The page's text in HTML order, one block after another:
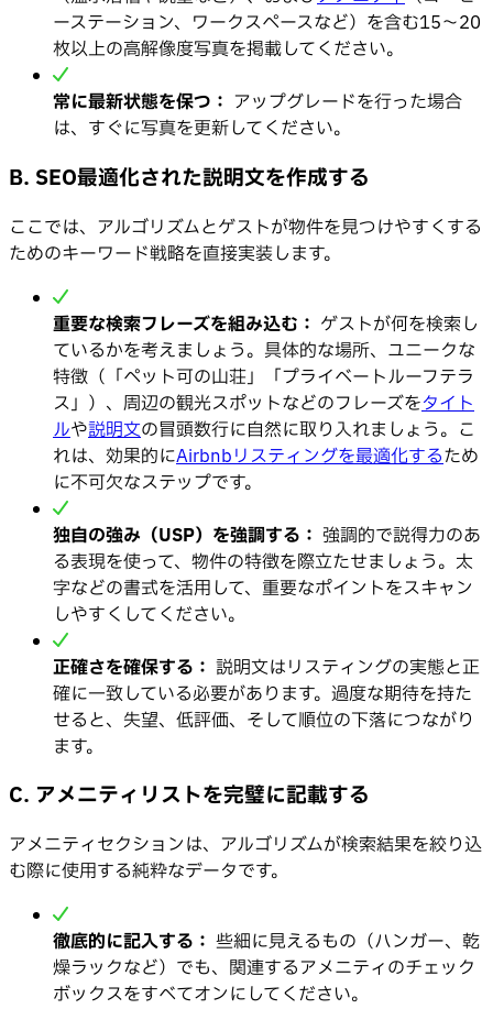
ーステーション、ワークスペースなど）を含む15〜20
枚以上の高解像度写真を掲載してください。
常に最新状態を保つ： アップグレードを行った場合
は、すぐに写真を更新してください。
B. SEO最適化された説明文を作成する
ここでは、アルゴリズムとゲストが物件を見つけやすくする
ためのキーワード戦略を直接実装します。
重要な検索フレーズを組み込む： ゲストが何を検索し
ているかを考えましょう。具体的な場所、ユニークな
特徴（「ペット可の山荘」「プライベートルーフテラ
ス」）、周辺の観光スポットなどのフレーズをタイト
ルや説明文の冒頭数行に自然に取り入れましょう。こ
れは、効果的にAirbnbリスティングを最適化するため
に不可欠なステップです。
独自の強み（USP）を強調する： 強調的で説得力のあ
る表現を使って、物件の特徴を際立たせましょう。太
字などの書式を活用して、重要なポイントをスキャン
しやすくしてください。
正確さを確保する： 説明文はリスティングの実態と正
確に一致している必要があります。過度な期待を持た
せると、失望、低評価、そして順位の下落につながり
ます。
C. アメニティリストを完璧に記載する
アメニティセクションは、アルゴリズムが検索結果を絞り込
む際に使用する純粋なデータです。
徹底的に記入する： 些細に見えるもの（ハンガー、乾
燥ラックなど）でも、関連するアメニティのチェック
ボックスをすべてオンにしてください。